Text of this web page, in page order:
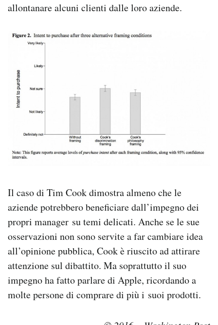
allontanare alcuni clienti dalle loro aziende.
Il caso di Tim Cook dimostra almeno che le
aziende potrebbero beneficiare dall’impegno dei
propri manager su temi delicati. Anche se le sue
osservazioni non sono servite a far cambiare idea
all’opinione pubblica, Cook è riuscito ad attirare
attenzione sul dibattito. Ma soprattutto il suo
impegno ha fatto parlare di Apple, ricordando a
molte persone di comprare di più i suoi prodotti.